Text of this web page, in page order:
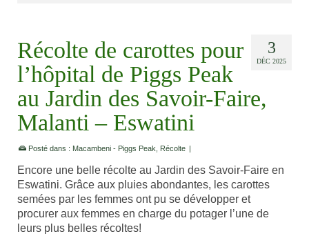
3
DÉC 2025
Récolte de carottes pour
l’hôpital de Piggs Peak
au Jardin des Savoir-Faire,
Malanti – Eswatini
Posté dans : Macambeni - Piggs Peak Récolte |
Encore une belle récolte au Jardin des Savoir-Faire en
Eswatini. Grâce aux pluies abondantes, les carottes
semées par les femmes ont pu se développer et
procurer aux femmes en charge du potager l’une de
leurs plus belles récoltes!